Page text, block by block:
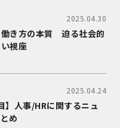
2025.04.30
働き方の本質 迫る社会的
視座
2025.04.24
】人事/HRに関するニュ
め